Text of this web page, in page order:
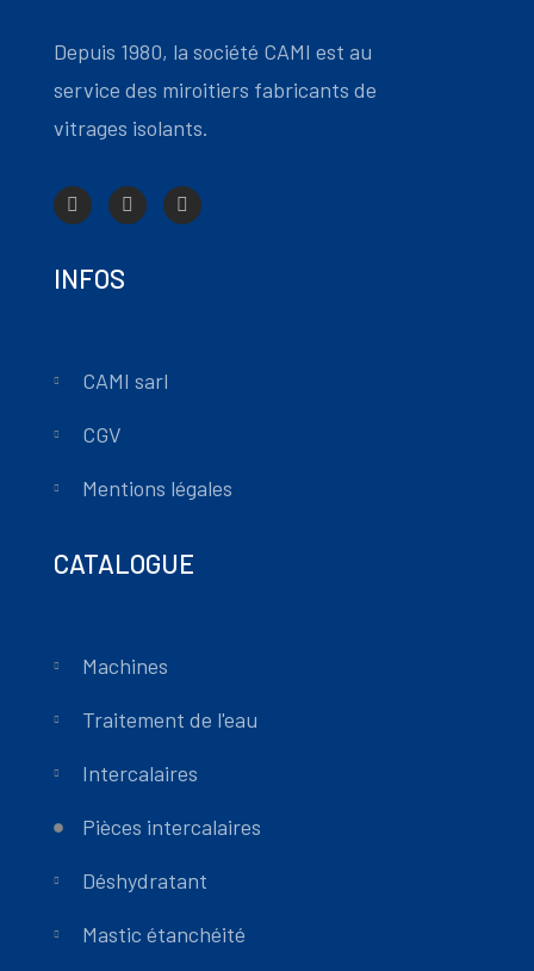
Depuis 1980, la société CAMI est au
service des miroitiers fabricants de
vitrages isolants.
INFOS
CAMI sarl
CGV
Mentions légales
CATALOGUE
Machines
Traitement de l'eau
Intercalaires
Pièces intercalaires
Déshydratant
Mastic étanchéité